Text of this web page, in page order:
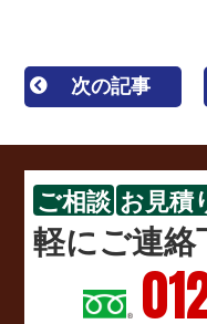
次の記事
ご相談 お見積
軽にご連絡